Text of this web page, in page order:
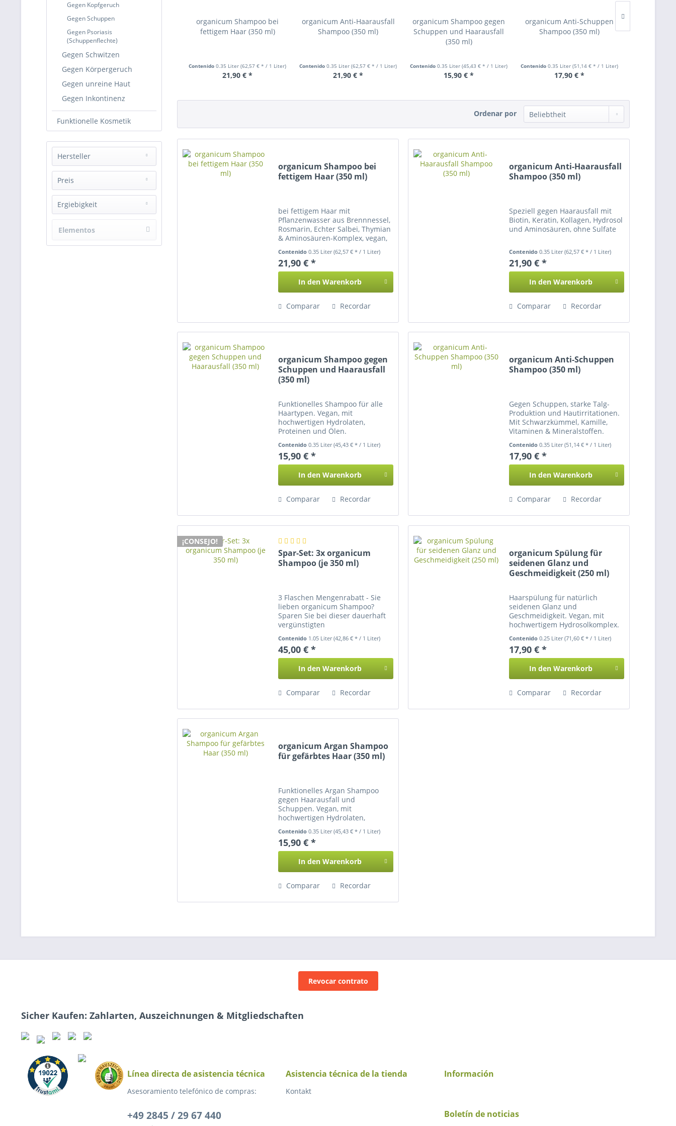
Gegen Kopfgeruch
Gegen Schuppen
Gegen Psoriasis
(Schuppenflechte)
Gegen Schwitzen
Gegen Körpergeruch
Gegen unreine Haut
Gegen Inkontinenz
Funktionelle Kosmetik
Hersteller
organicum®
Preis
de15,90 €a45,00 €
Ergiebigkeit
4-6 Monate
Elementos
encontrados
organicum Shampoo bei
fettigem Haar (350 ml)
Contenido 0.35 Liter (62,57 € * / 1 Liter)
21,90 € *
organicum Anti-Haarausfall
Shampoo (350 ml)
Contenido 0.35 Liter (62,57 € * / 1 Liter)
21,90 € *
organicum Shampoo gegen
Schuppen und Haarausfall
(350 ml)
Contenido 0.35 Liter (45,43 € * / 1 Liter)
15,90 € *
organicum Anti-Schuppen
Shampoo (350 ml)
Contenido 0.35 Liter (51,14 € * / 1 Liter)
17,90 € *
Ordenar por
organicum Shampoo bei
fettigem Haar (350 ml)
bei fettigem Haar mit
Pflanzenwasser aus Brennnessel,
Rosmarin, Echter Salbei, Thymian
& Aminosäuren-Komplex, vegan,
Contenido0.35 Liter(62,57 € * / 1 Liter)
21,90 € *
In den Warenkorb
Comparar Recordar
organicum Anti-Haarausfall
Shampoo (350 ml)
Speziell gegen Haarausfall mit
Biotin, Keratin, Kollagen, Hydrosol
und Aminosäuren, ohne Sulfate
Contenido0.35 Liter(62,57 € * / 1 Liter)
21,90 € *
In den Warenkorb
Comparar Recordar
organicum Shampoo gegen
Schuppen und Haarausfall
(350 ml)
Funktionelles Shampoo für alle
Haartypen. Vegan, mit
hochwertigen Hydrolaten,
Proteinen und Ölen.
Contenido0.35 Liter(45,43 € * / 1 Liter)
15,90 € *
In den Warenkorb
Comparar Recordar
organicum Anti-Schuppen
Shampoo (350 ml)
Gegen Schuppen, starke Talg-
Produktion und Hautirritationen.
Mit Schwarzkümmel, Kamille,
Vitaminen & Mineralstoffen.
Contenido0.35 Liter(51,14 € * / 1 Liter)
17,90 € *
In den Warenkorb
Comparar Recordar
¡CONSEJO!
Spar-Set: 3x organicum
Shampoo (je 350 ml)
3 Flaschen Mengenrabatt - Sie
lieben organicum Shampoo?
Sparen Sie bei dieser dauerhaft
vergünstigten
Contenido 1.05 Liter(42,86 € * / 1 Liter)
45,00 € *
In den Warenkorb
Comparar Recordar
organicum Spülung für
seidenen Glanz und
Geschmeidigkeit (250 ml)
Haarspülung für natürlich
seidenen Glanz und
Geschmeidigkeit. Vegan, mit
hochwertigem Hydrosolkomplex.
Contenido0.25 Liter(71,60 € * / 1 Liter)
17,90 € *
In den Warenkorb
Comparar Recordar
organicum Argan Shampoo
für gefärbtes Haar (350 ml)
Funktionelles Argan Shampoo
gegen Haarausfall und
Schuppen. Vegan, mit
hochwertigen Hydrolaten,
Contenido0.35 Liter(45,43 € * / 1 Liter)
15,90 € *
In den Warenkorb
Comparar Recordar
Revocar contrato
Sicher Kaufen: Zahlarten, Auszeichnungen & Mitgliedschaften
Línea directa de asistencia técnica
Asesoramiento telefónico de compras:
+49 2845 / 29 67 440
Asistencia técnica de la tienda
Kontakt
Información
Boletín de noticias